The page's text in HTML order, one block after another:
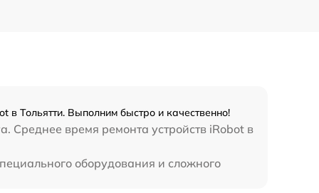
в Тольятти. Выполним быстро и качественно!
Среднее время ремонта устройств iRobot в
оборудования и сложного